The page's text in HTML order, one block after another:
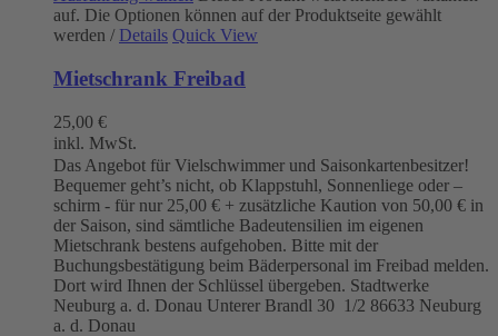
auf. Die Optionen können auf der Produktseite gewählt
werden / Details Quick View
Mietschrank Freibad
25,00 €
inkl. MwSt.
Das Angebot für Vielschwimmer und Saisonkartenbesitzer!
Bequemer geht’s nicht, ob Klappstuhl, Sonnenliege oder –
schirm - für nur 25,00 € + zusätzliche Kaution von 50,00 € in
der Saison, sind sämtliche Badeutensilien im eigenen
Mietschrank bestens aufgehoben. Bitte mit der
Buchungsbestätigung beim Bäderpersonal im Freibad melden.
Dort wird Ihnen der Schlüssel übergeben. Stadtwerke
Neuburg a. d. Donau Unterer Brandl 30 1/2 86633 Neuburg
a. d. Donau